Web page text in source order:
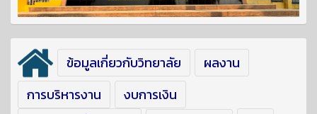
ข้อมูลเกี่ยวกับวิทยาลัย
ผลงาน
การบริหารงาน
งบการเงิน